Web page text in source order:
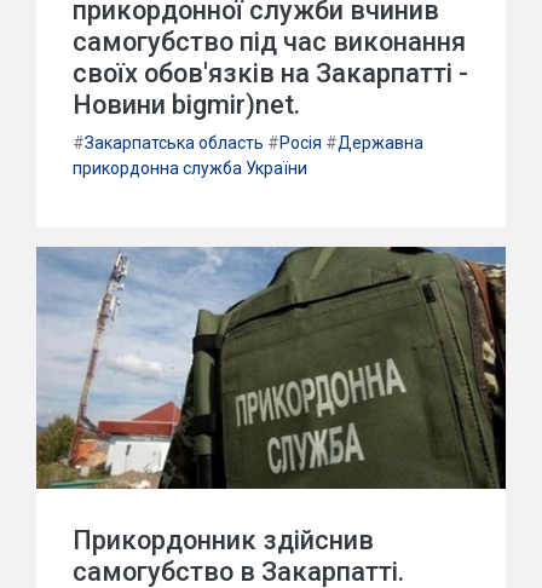
прикордонної служби вчинив
самогубство під час виконання
своїх обов'язків на Закарпатті -
Новини bigmir)net.
#Закарпатська область #Росія #Державна
прикордонна служба України
Прикордонник здійснив
самогубство в Закарпатті.